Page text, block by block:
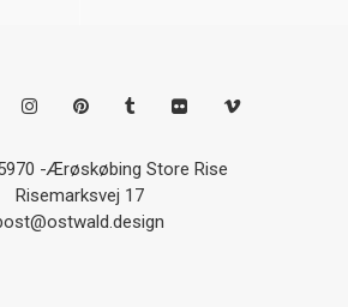
-Ærøskøbing Store Rise
Risemarksvej 17